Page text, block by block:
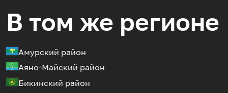
В том же регионе
Амурский район
Аяно-Майский район
Бикинский район